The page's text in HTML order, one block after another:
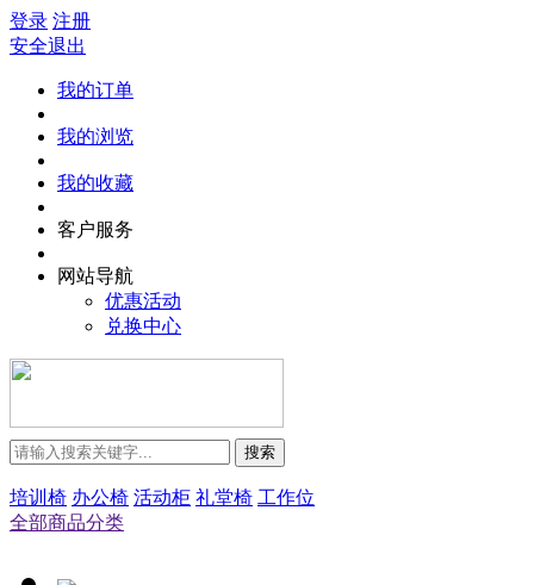
登录 注册
安全退出
我的订单
我的浏览
我的收藏
客户服务
网站导航
优惠活动
兑换中心
搜索
培训椅 办公椅 活动柜 礼堂椅 工作位
全部商品分类